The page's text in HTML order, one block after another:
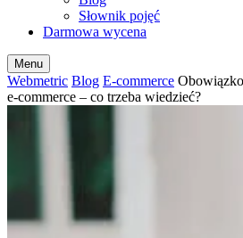
Słownik pojęć
Darmowa wycena
Menu
Webmetric Blog E-commerce
e-commerce – co trzeba wiedzieć?